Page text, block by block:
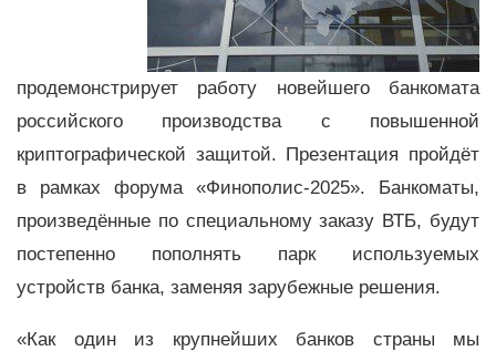
продемонстрирует работу новейшего банкомата
российского производства с повышенной
криптографической защитой. Презентация пройдёт
в рамках форума «Финополис-2025». Банкоматы,
произведённые по специальному заказу ВТБ, будут
постепенно пополнять парк используемых
устройств банка, заменяя зарубежные решения.
«Как один из крупнейших банков страны мы